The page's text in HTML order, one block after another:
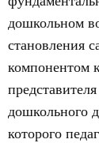
дошкольном
становления
компонентом
дошкольного
которого